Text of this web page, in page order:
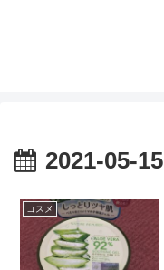
2021-05-15
コスメ